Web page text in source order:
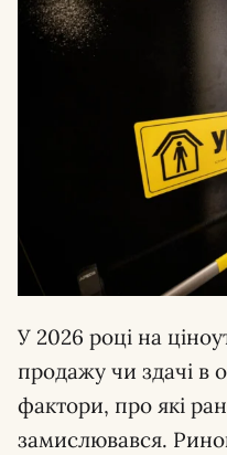
У 2026 році на
продажу чи здачі в
фактори, про які
замислювався.